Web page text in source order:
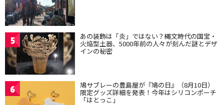
5 あの装飾は「炎」ではない？縄文時代の国宝・
火焔型土器、5000年前の人々が刻んだ謎とデザ
インの秘密
6 鳩サブレーの豊島屋が『鳩の日』（8月10日）
限定グッズ詳細を発表！今年はシリコンポーチ
「はとっこ」